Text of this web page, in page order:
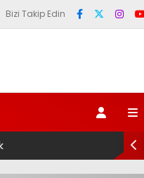
Bizi Takip Edin
transferi sonrası 6661